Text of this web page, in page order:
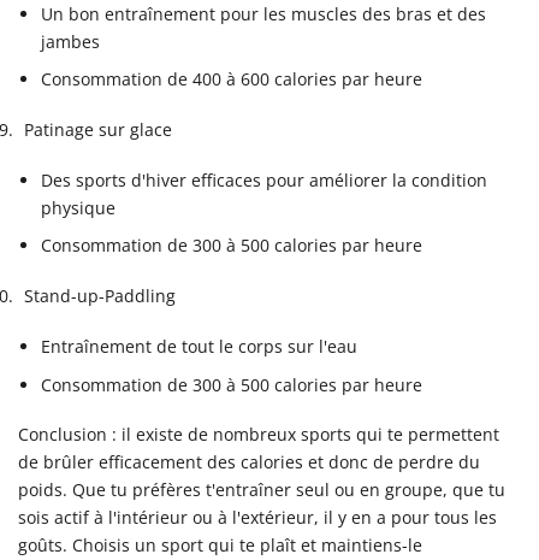
Un bon entraînement pour les muscles des bras et des
jambes
Consommation de 400 à 600 calories par heure
Patinage sur glace
Des sports d'hiver efficaces pour améliorer la condition
physique
Consommation de 300 à 500 calories par heure
Stand-up-Paddling
Entraînement de tout le corps sur l'eau
Consommation de 300 à 500 calories par heure
Conclusion : il existe de nombreux sports qui te permettent
de brûler efficacement des calories et donc de perdre du
poids. Que tu préfères t'entraîner seul ou en groupe, que tu
sois actif à l'intérieur ou à l'extérieur, il y en a pour tous les
goûts. Choisis un sport qui te plaît et maintiens-le